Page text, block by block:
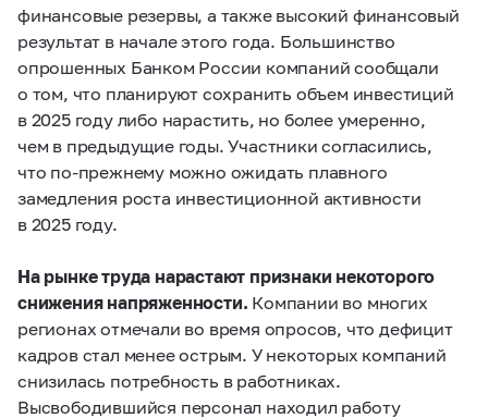
финансовые резервы, а также высокий финансовый
результат в начале этого года. Большинство
опрошенных Банком России компаний сообщали
о том, что планируют сохранить объем инвестиций
в 2025 году либо нарастить, но более умеренно,
чем в предыдущие годы. Участники согласились,
что по‑прежнему можно ожидать плавного
замедления роста инвестиционной активности
в 2025 году.
На рынке труда нарастают признаки некоторого
снижения напряженности. Компании во многих
регионах отмечали во время опросов, что дефицит
кадров стал менее острым. У некоторых компаний
снизилась потребность в работниках.
Высвободившийся персонал находил работу